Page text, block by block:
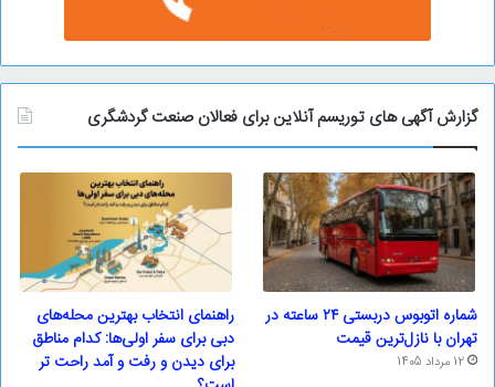
گزارش آگهی های توریسم آنلاین برای فعالان صنعت گردشگری
شماره اتوبوس دربستی ۲۴ ساعته در
تهران با نازل‌ترین قیمت
12 مرداد 1405
راهنمای انتخاب بهترین محله‌های
دبی برای سفر اولی‌ها: کدام مناطق
برای دیدن و رفت و آمد راحت تر